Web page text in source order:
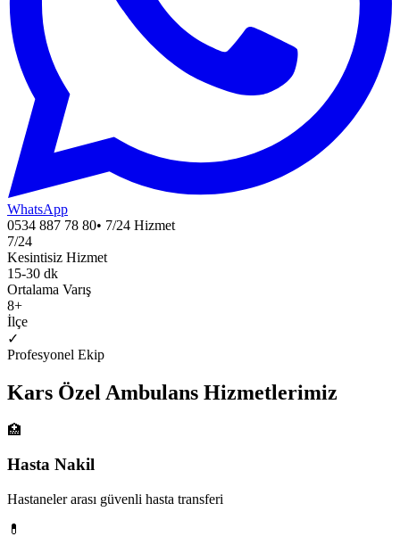
WhatsApp
0534 887 78 80• 7/24 Hizmet
7/24
Kesintisiz Hizmet
15-30 dk
Ortalama Varış
8+
İlçe
✓
Profesyonel Ekip
Kars Özel Ambulans Hizmetlerimiz
🏥
Hasta Nakil
Hastaneler arası güvenli hasta transferi
💊